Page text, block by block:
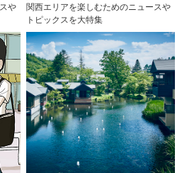
や
関西エリアを楽しむためのニュースや
トピックスを大特集